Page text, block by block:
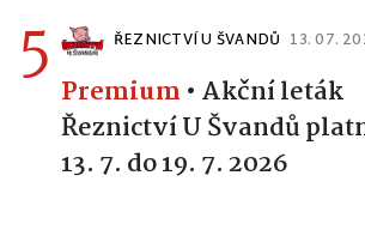
5 ŘEZNICTVÍ U ŠVANDŮ 13. 07.
Premium • Akční leták
Řeznictví U Švandů
13. 7. do 19. 7. 2026